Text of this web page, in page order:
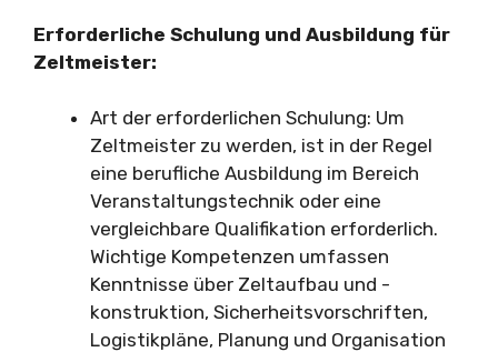
Erforderliche Schulung und Ausbildung für
Zeltmeister:
Art der erforderlichen Schulung: Um
Zeltmeister zu werden, ist in der Regel
eine berufliche Ausbildung im Bereich
Veranstaltungstechnik oder eine
vergleichbare Qualifikation erforderlich.
Wichtige Kompetenzen umfassen
Kenntnisse über Zeltaufbau und -
konstruktion, Sicherheitsvorschriften,
Logistikpläne, Planung und Organisation